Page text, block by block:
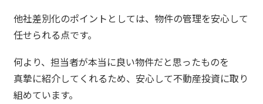
他社差別化のポイントとしては、物件の管理を安心して
任せられる点です。
何より、担当者が本当に良い物件だと思ったものを
真摯に紹介してくれるため、安心して不動産投資に取り
組めています。